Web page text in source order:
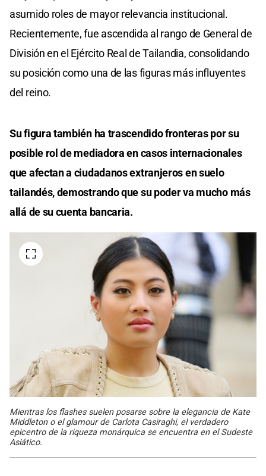
asumido roles de mayor relevancia institucional.
Recientemente, fue ascendida al rango de General de
División en el Ejército Real de Tailandia, consolidando
su posición como una de las figuras más influyentes
del reino.
Su figura también ha trascendido fronteras por su
posible rol de mediadora en casos internacionales
que afectan a ciudadanos extranjeros en suelo
tailandés, demostrando que su poder va mucho más
allá de su cuenta bancaria.
Mientras los flashes suelen posarse sobre la elegancia de Kate
Middleton o el glamour de Carlota Casiraghi, el verdadero
epicentro de la riqueza monárquica se encuentra en el Sudeste
Asiático.